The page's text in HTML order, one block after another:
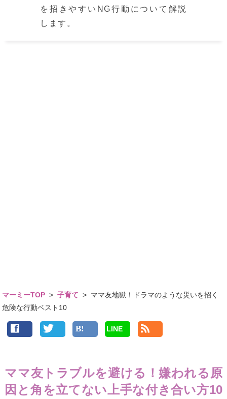
を招きやすいNG行動について解説
します。
マーミーTOP >子育て > ママ友地獄！ドラマのような災いを招く
危険な行動ベスト10
LINE
ママ友トラブルを避ける！嫌われる原
因と角を立てない上手な付き合い方10